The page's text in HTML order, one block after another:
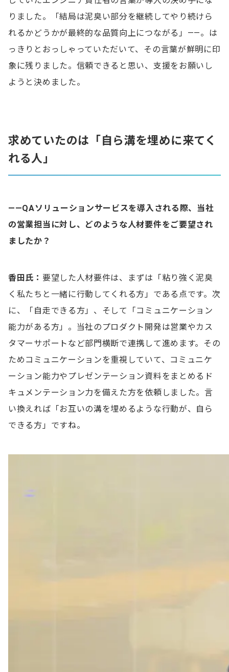
りました。「結局は泥臭い部分を継続してやり続けら
れるかどうかが最終的な品質向上につながる」――。は
っきりとおっしゃっていただいて、その言葉が鮮明に印
象に残りました。信頼できると思い、支援をお願いし
ようと決めました。
求めていたのは「自ら溝を埋めに来てく
れる人」
——QAソリューションサービスを導入される際、当社
の営業担当に対し、どのような人材要件をご要望され
ましたか？
香田氏： 要望した人材要件は、まずは「粘り強く泥臭
く私たちと一緒に行動してくれる方」である点です。次
に、「自走できる方」、そして「コミュニケーション
能力がある方」。当社のプロダクト開発は営業やカス
タマーサポートなど部門横断で連携して進めます。その
ためコミュニケーションを重視していて、コミュニケ
ーション能力やプレゼンテーション資料をまとめるド
キュメンテーション力を備えた方を依頼しました。言
い換えれば「お互いの溝を埋めるような行動が、自ら
できる方」ですね。